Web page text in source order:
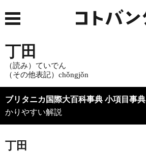
丁田
（読み）ていでん
（その他表記）chǒngjǒn
ブリタニカ国際大百科事典 小項目事典
かりやすい解説
丁田